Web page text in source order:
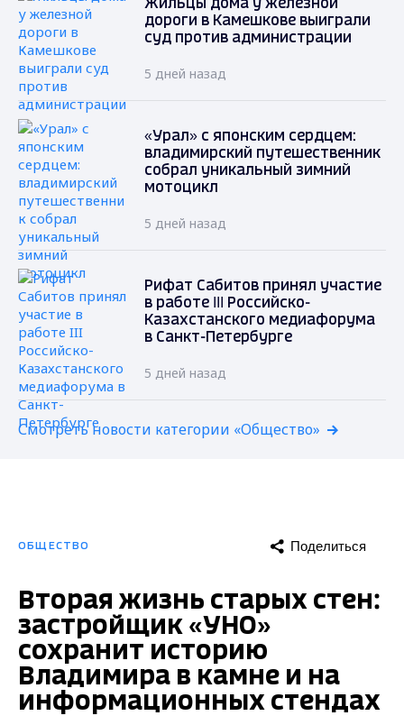
Жильцы дома у железной
дороги в Камешкове выиграли
суд против администрации
5 дней назад
«Урал» с японским сердцем:
владимирский путешественник
собрал уникальный зимний
мотоцикл
5 дней назад
Рифат Сабитов принял участие
в работе III Российско-
Казахстанского медиафорума
в Санкт-Петербурге
5 дней назад
Смотреть новости категории «Общество»
ОБЩЕСТВО Поделиться
Вторая жизнь старых стен:
застройщик «УНО»
сохранит историю
Владимира в камне и на
информационных стендах